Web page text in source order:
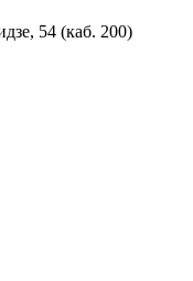
54 (каб. 200)